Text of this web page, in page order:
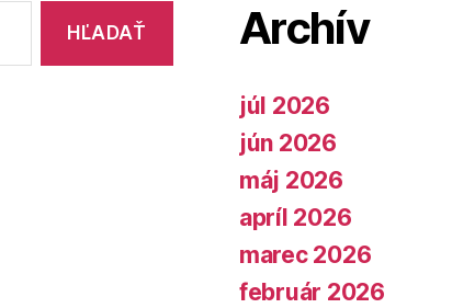
Archív
júl 2026
jún 2026
máj 2026
apríl 2026
marec 2026
február 2026